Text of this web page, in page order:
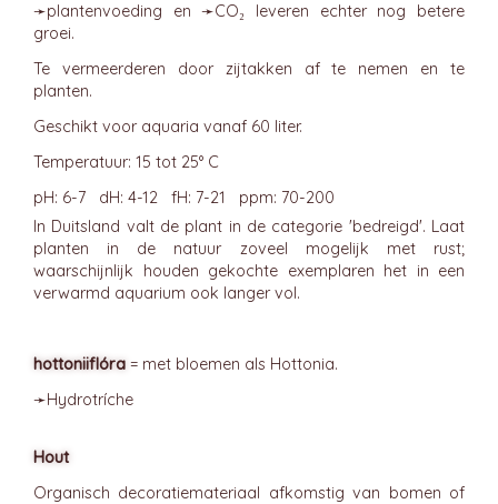
➛plantenvoeding en ➛CO₂ leveren echter nog betere
groei.
Te vermeerderen door zijtakken af te nemen en te
planten.
Geschikt voor aquaria vanaf 60 liter.
Temperatuur: 15 tot 25° C
pH: 6-7 dH: 4-12 fH: 7-21 ppm: 70-200
In Duitsland valt de plant in de categorie 'bedreigd'. Laat
planten in de natuur zoveel mogelijk met rust;
waarschijnlijk houden gekochte exemplaren het in een
verwarmd aquarium ook langer vol.
hottoniiflóra = met bloemen als Hottonia.
➛Hydrotríche
Hout
Organisch decoratiemateriaal afkomstig van bomen of